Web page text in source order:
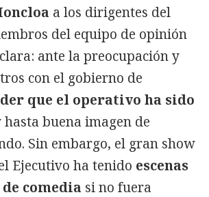
a los dirigentes del
del equipo de opinión
ante la preocupación y
con el gobierno de
que el operativo ha sido
hasta buena imagen de
Sin embargo, el gran show
Ejecutivo ha tenido escenas
comedia si no fuera